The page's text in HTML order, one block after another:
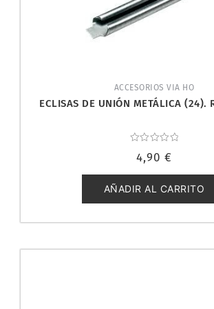
ACCESORIOS VIA HO
ECLISAS DE UNIÓN METÁLICA (24).
con
de
5
4,90 €
AÑADIR AL CARRITO